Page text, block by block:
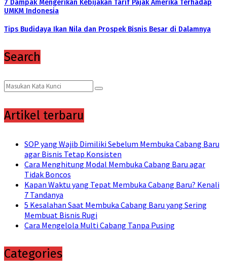
7 Dampak Mengerikan Kebijakan Tarif Pajak Amerika Terhadap
UMKM Indonesia
Tips Budidaya Ikan Nila dan Prospek Bisnis Besar di Dalamnya
Search
Search
for:
Search
Artikel terbaru
SOP yang Wajib Dimiliki Sebelum Membuka Cabang Baru
agar Bisnis Tetap Konsisten
Cara Menghitung Modal Membuka Cabang Baru agar
Tidak Boncos
Kapan Waktu yang Tepat Membuka Cabang Baru? Kenali
7 Tandanya
5 Kesalahan Saat Membuka Cabang Baru yang Sering
Membuat Bisnis Rugi
Cara Mengelola Multi Cabang Tanpa Pusing
Categories